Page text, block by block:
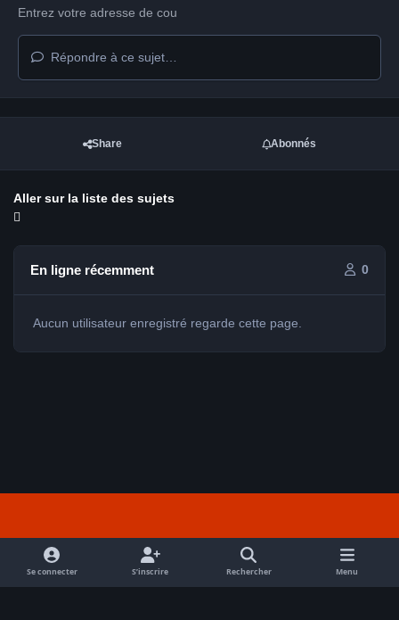
Répondre à ce sujet…
Share Abonnés
Aller sur la liste des sujets
En ligne récemment 0
Aucun utilisateur enregistré regarde cette page.
f
a
c
Se connecter S’inscrire Rechercher Menu